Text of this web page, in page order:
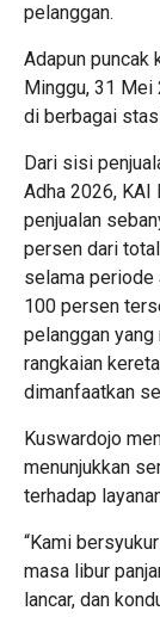
pelanggan.
Adapun puncak
Minggu, 31 Mei
di berbagai
Dari sisi
Adha 2026, KAI
penjualan
persen dari
selama periode
100 persen
pelanggan
rangkaian
dimanfaatkan
Kuswardojo
menunjukkan
terhadap
“Kami
masa libur
lancar, dan